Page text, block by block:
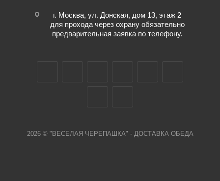
г. Москва, ул. Донская, дом 13, этаж 2
для прохода через охрану обязательно
предварительная заявка по телефону.
2026 © "ВЕСЕЛАЯ ЧЕРЕПАШКА" - ДОСТАВКА ОБЕДА